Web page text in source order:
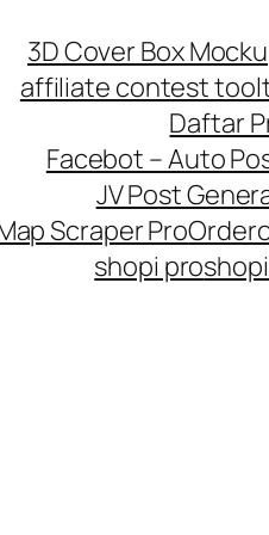
3D Cover Box
affiliate contest
Daftar
Facebot – Auto
JV Post
Scraper Pro
shopi pro